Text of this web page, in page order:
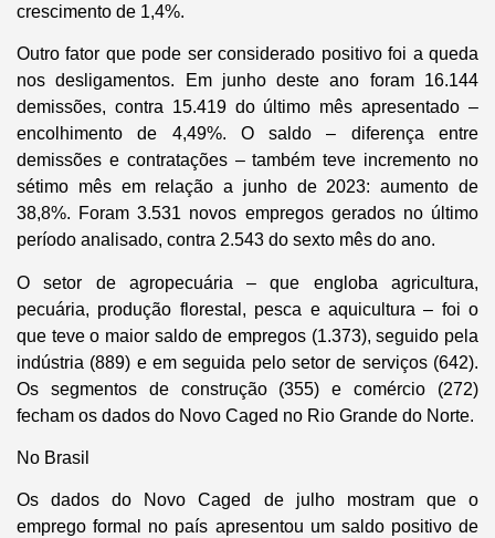
crescimento de 1,4%.
Outro fator que pode ser considerado positivo foi a queda
nos desligamentos. Em junho deste ano foram 16.144
demissões, contra 15.419 do último mês apresentado –
encolhimento de 4,49%. O saldo – diferença entre
demissões e contratações – também teve incremento no
sétimo mês em relação a junho de 2023: aumento de
38,8%. Foram 3.531 novos empregos gerados no último
período analisado, contra 2.543 do sexto mês do ano.
O setor de agropecuária – que engloba agricultura,
pecuária, produção florestal, pesca e aquicultura – foi o
que teve o maior saldo de empregos (1.373), seguido pela
indústria (889) e em seguida pelo setor de serviços (642).
Os segmentos de construção (355) e comércio (272)
fecham os dados do Novo Caged no Rio Grande do Norte.
No Brasil
Os dados do Novo Caged de julho mostram que o
emprego formal no país apresentou um saldo positivo de